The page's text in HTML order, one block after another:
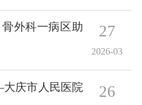
外科一病区助
27
2026-03
庆市人民医院
26